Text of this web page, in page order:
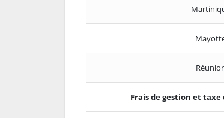
Frais de gestion et